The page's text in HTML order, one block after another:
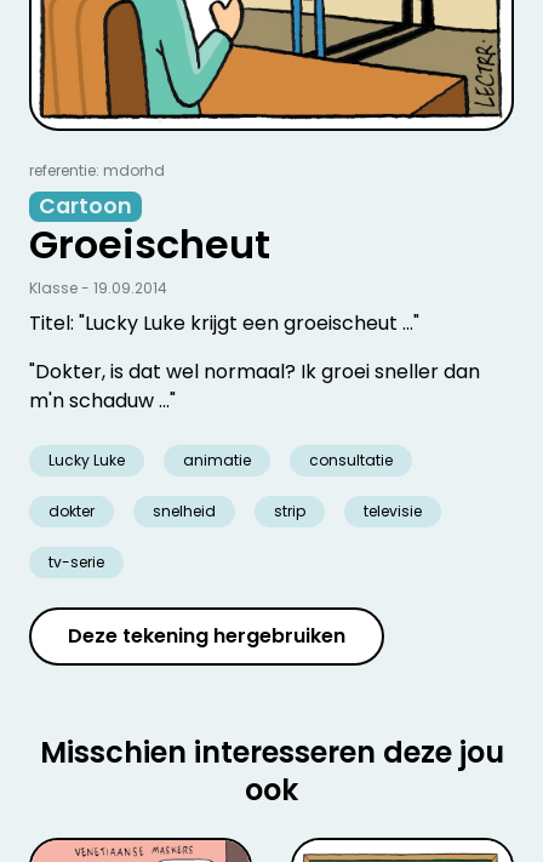
referentie: mdorhd
Cartoon
Groeischeut
Titel: "Lucky Luke krijgt een groeischeut ..."
"Dokter, is dat wel normaal? Ik groei sneller dan
m'n schaduw ..."
Lucky Luke animatie consultatie
dokter snelheid strip televisie
tv-serie
Klasse - 19.09.2014
Deze tekening hergebruiken
Misschien interesseren deze jou
ook